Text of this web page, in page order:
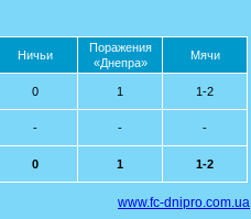
Ничьи
Поражения
«Днепра»
Мячи
0 1 1-2
- - -
0 1 1-2
www.fc-dnipro.com.ua